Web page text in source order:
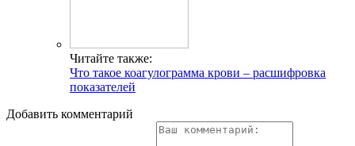
Читайте также:
Что такое коагулограмма крови – расшифровка
показателей
Добавить комментарий